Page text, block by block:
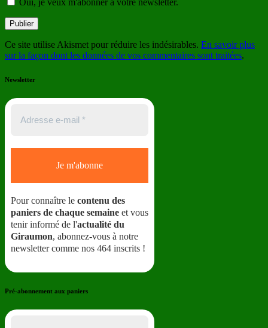
Oui, je veux m'abonner à votre newsletter.
Ce site utilise Akismet pour réduire les indésirables. En savoir plus
sur la façon dont les données de vos commentaires sont traitées.
Newsletter
Pour connaître le contenu des
paniers de chaque semaine et vous
tenir informé de l'actualité du
Giraumon, abonnez-vous à notre
newsletter comme nos 464 inscrits !
Pré-abonnement aux paniers